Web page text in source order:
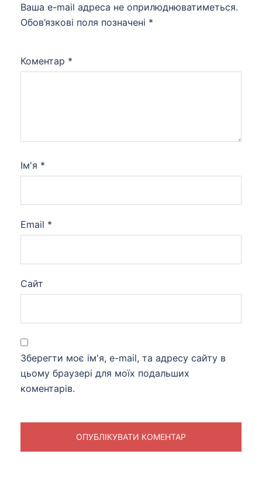
Ваша e-mail адреса не оприлюднюватиметься.
Обов’язкові поля позначені *
Коментар *
Ім'я *
Email *
Сайт
Зберегти моє ім'я, e-mail, та адресу сайту в
цьому браузері для моїх подальших
коментарів.